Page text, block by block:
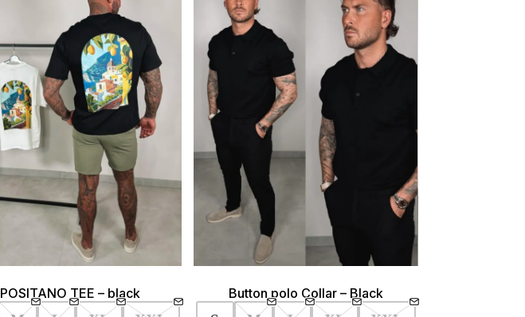
POSITANO TEE – black Button polo Collar – Black